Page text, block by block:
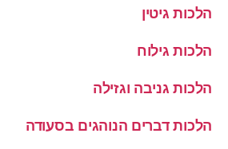
הלכות גיטין
הלכות גילוח
הלכות גניבה וגזילה
הלכות דברים הנוהגים בסעודה